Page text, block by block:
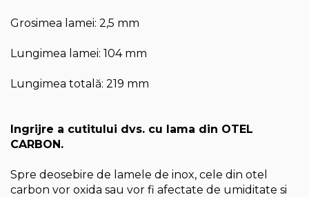
Grosimea lamei: 2,5 mm
Lungimea lamei: 104 mm
Lungimea totală: 219 mm
Ingrijre a cutitului dvs. cu lama din OTEL
CARBON.
Spre deosebire de lamele de inox, cele din otel
carbon vor oxida sau vor fi afectate de umiditate si